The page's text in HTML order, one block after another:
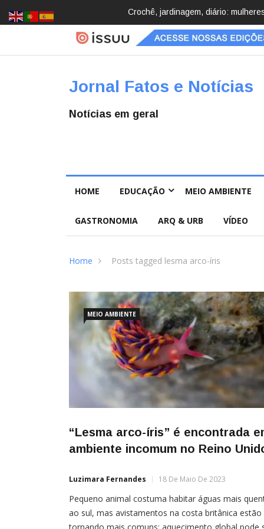
Brasil registra 84,2 mil
Jornal Fatos e Notícias
Notícias em geral
HOME EDUCAÇÃO MEIO AMBIENTE
GASTRONOMIA ARQ & URB VÍDEO
Home Posts tagged lesma arco-íris
MEIO AMBIENTE
“Lesma arco-íris” é encontrada
ambiente incomum no Reino
Luzimara Fernandes 18 De Maio De 2023
Pequeno animal costuma habitar águas mais
ao sul, mas avistamentos na costa britânica estão